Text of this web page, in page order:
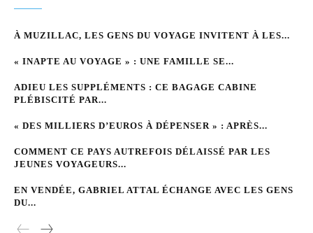
À MUZILLAC, LES GENS DU VOYAGE INVITENT À LES...
« INAPTE AU VOYAGE » : UNE FAMILLE SE...
ADIEU LES SUPPLÉMENTS : CE BAGAGE CABINE
PLÉBISCITÉ PAR...
« DES MILLIERS D’EUROS À DÉPENSER » : APRÈS...
COMMENT CE PAYS AUTREFOIS DÉLAISSÉ PAR LES
JEUNES VOYAGEURS...
EN VENDÉE, GABRIEL ATTAL ÉCHANGE AVEC LES GENS
DU...